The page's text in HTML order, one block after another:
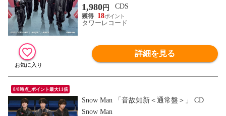
1,980円
CDS
18
タワーレコード
詳細を見る
8/8時点_ポイント最大11倍
Snow Man 「音故知新＜通常盤＞」 CD
Snow Man